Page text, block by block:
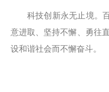
科技创新永无止境。
意进取、坚持不懈、勇往
设和谐社会而不懈奋斗。